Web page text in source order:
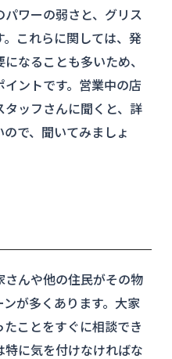
ワーの弱さと、グリス
。これらに関しては、発
なることも多いため、
ントです。営業中の店
タッフさんに聞くと、詳
で、聞いてみましょ
さんや他の住民がその物
が多くあります。大家
ことをすぐに相談でき
特に気を付けなければな